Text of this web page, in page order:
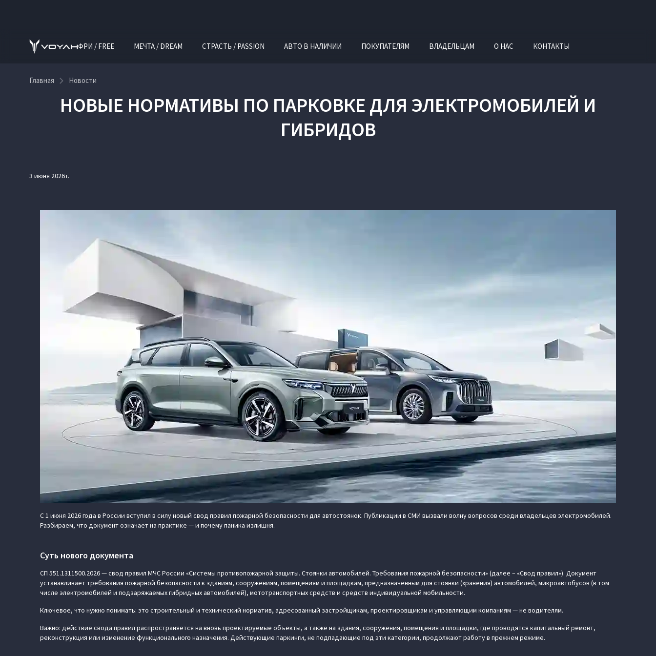
ФРИ / FREE МЕЧТА / DREAM СТРАСТЬ / PASSION АВТО В НАЛИЧИИ ПОКУПАТЕЛЯМ ВЛАДЕЛЬЦАМ О НАС КОНТАКТЫ
Главная Новости
НОВЫЕ НОРМАТИВЫ ПО ПАРКОВКЕ ДЛЯ ЭЛЕКТРОМОБИЛЕЙ И
ГИБРИДОВ
3 июня 2026 г.
С 1 июня 2026 года в России вступил в силу новый свод правил пожарной безопасности для автостоянок. Публикации в СМИ вызвали волну вопросов среди владельцев электромобилей.
Разбираем, что документ означает на практике — и почему паника излишня.
Суть нового документа
СП 551.1311500.2026 — свод правил МЧС России «Системы противопожарной защиты. Стоянки автомобилей. Требования пожарной безопасности» (далее – «Свод правил»). Документ
устанавливает требования пожарной безопасности к зданиям, сооружениям, помещениям и площадкам, предназначенным для стоянки (хранения) автомобилей, микроавтобусов (в том
числе электромобилей и подзаряжаемых гибридных автомобилей), мототранспортных средств и средств индивидуальной мобильности.
Ключевое, что нужно понимать: это строительный и технический норматив, адресованный застройщикам, проектировщикам и управляющим компаниям — не водителям.
Важно: действие свода правил распространяется на вновь проектируемые объекты, а также на здания, сооружения, помещения и площадки, где проводятся капитальный ремонт,
реконструкция или изменение функционального назначения. Действующие паркинги, не подпадающие под эти категории, продолжают работу в прежнем режиме.